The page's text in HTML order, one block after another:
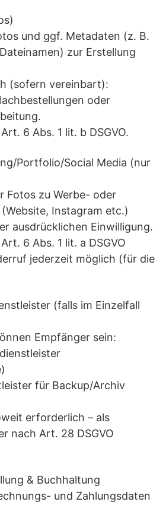
und ggf. Metadaten (z. B.
zur Erstellung
(sofern vereinbart):
oder
6 Abs. 1 lit. b DSGVO.
Portfolio/Social Media (nur
Fotos zu Werbe- oder
Instagram etc.)
ausdrücklichen Einwilligung.
6 Abs. 1 lit. a DSGVO
jederzeit möglich (für die
(falls im Einzelfall
Empfänger sein:
für Backup/Archiv
erforderlich – als
nach Art. 28 DSGVO
& Buchhaltung
und Zahlungsdaten